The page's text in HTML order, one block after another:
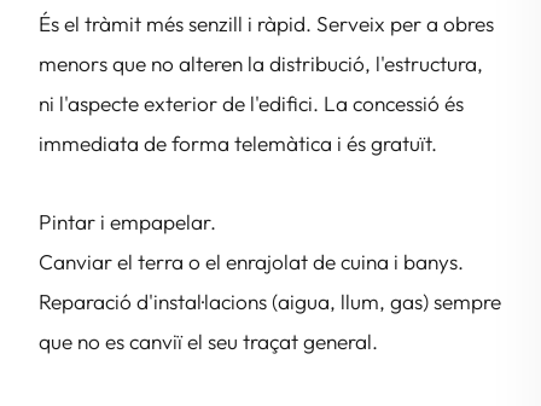
És el tràmit més senzill i ràpid. Serveix per a obres
menors que no alteren la distribució, l'estructura,
ni l'aspecte exterior de l'edifici. La concessió és
immediata de forma telemàtica i és gratuït.
Pintar i empapelar.
Canviar el terra o el enrajolat de cuina i banys.
Reparació d'instal·lacions (aigua, llum, gas) sempre
que no es canviï el seu traçat general.